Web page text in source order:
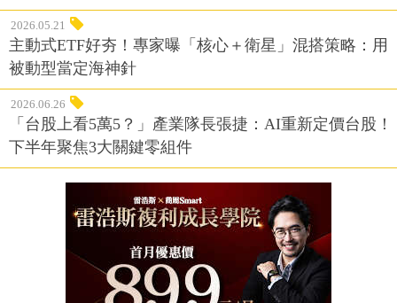
2026.05.21
主動式ETF好夯！專家曝「核心＋衛星」混搭策略：用
被動型當定海神針
2026.06.26
「台股上看5萬5？」產業隊長張捷：AI重新定價台股！
下半年聚焦3大關鍵零組件